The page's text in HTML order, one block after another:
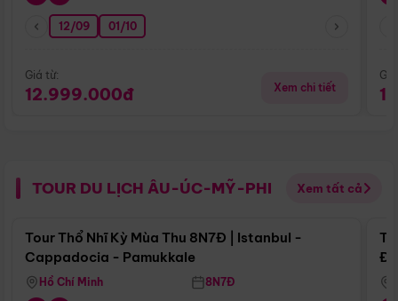
12/09 01/10
Giá từ:
12.999.000đ Xem chi tiết
TOUR DU LỊCH ÂU-ÚC-MỸ-PHI Xem tất cả
Điểm nổi bật
Tour Thổ Nhĩ Kỳ Mùa Thu 8N7Đ | Istanbul -
Cappadocia - Pamukkale
Hồ Chí Minh 8N7Đ